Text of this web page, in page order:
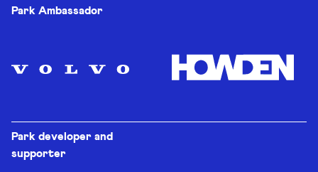
Park Ambassador
Park developer and
supporter